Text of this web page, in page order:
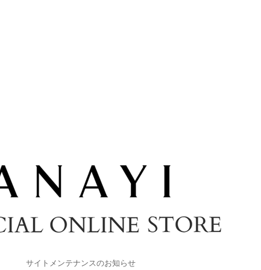
サイトメンテナンスのお知らせ